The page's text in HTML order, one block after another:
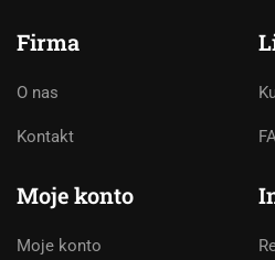
Firma
O nas
Kontakt
Moje konto
Moje konto
asystentem AI.